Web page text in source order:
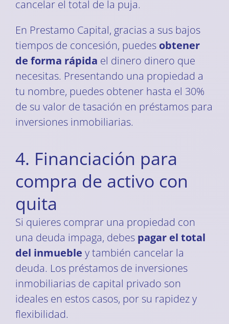
cancelar el total de la puja.
En Prestamo Capital, gracias a sus bajos
tiempos de concesión, puedes obtener
de forma rápida el dinero dinero que
necesitas. Presentando una propiedad a
tu nombre, puedes obtener hasta el 30%
de su valor de tasación en préstamos para
inversiones inmobiliarias.
4. Financiación para
compra de activo con
quita
Si quieres comprar una propiedad con
una deuda impaga, debes pagar el total
del inmueble y también cancelar la
deuda. Los préstamos de inversiones
inmobiliarias de capital privado son
ideales en estos casos, por su rapidez y
flexibilidad.